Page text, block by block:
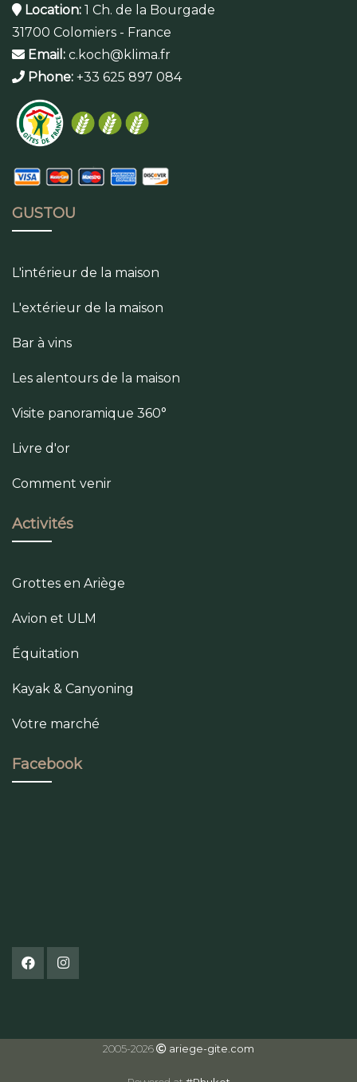
Location: 1 Ch. de la Bourgade
31700 Colomiers - France
Email: c.koch@klima.fr
Phone: +33 625 897 084
GUSTOU
L'intérieur de la maison
L'extérieur de la maison
Bar à vins
Les alentours de la maison
Visite panoramique 360°
Livre d'or
Comment venir
Activités
Grottes en Ariège
Avion et ULM
Équitation
Kayak & Canyoning
Votre marché
Facebook
2005-2026 ariege-gite.com